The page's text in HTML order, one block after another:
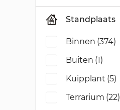
Standplaats
Binnen (374)
Buiten (1)
Kuipplant (5)
Terrarium (22)